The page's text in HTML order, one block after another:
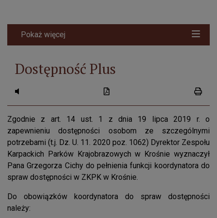
Pokaż więcej
Dostępność Plus
przycisk do systemu czytania tekstuprzycisk do pobierania treści
Zgodnie z art. 14 ust. 1 z dnia 19 lipca 2019 r. o
zapewnieniu dostępności osobom ze szczególnymi
potrzebami (t.j. Dz. U. 11. 2020 poz. 1062) Dyrektor Zespołu
Karpackich Parków Krajobrazowych w Krośnie wyznaczył
Pana Grzegorza Cichy do pełnienia funkcji koordynatora do
spraw dostępności w ZKPK w Krośnie.
Do obowiązków koordynatora do spraw dostępności
należy: